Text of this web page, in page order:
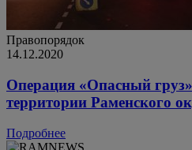
Правопорядок
14.12.2020
Операция «Опасный
территории Раменского
Подробнее